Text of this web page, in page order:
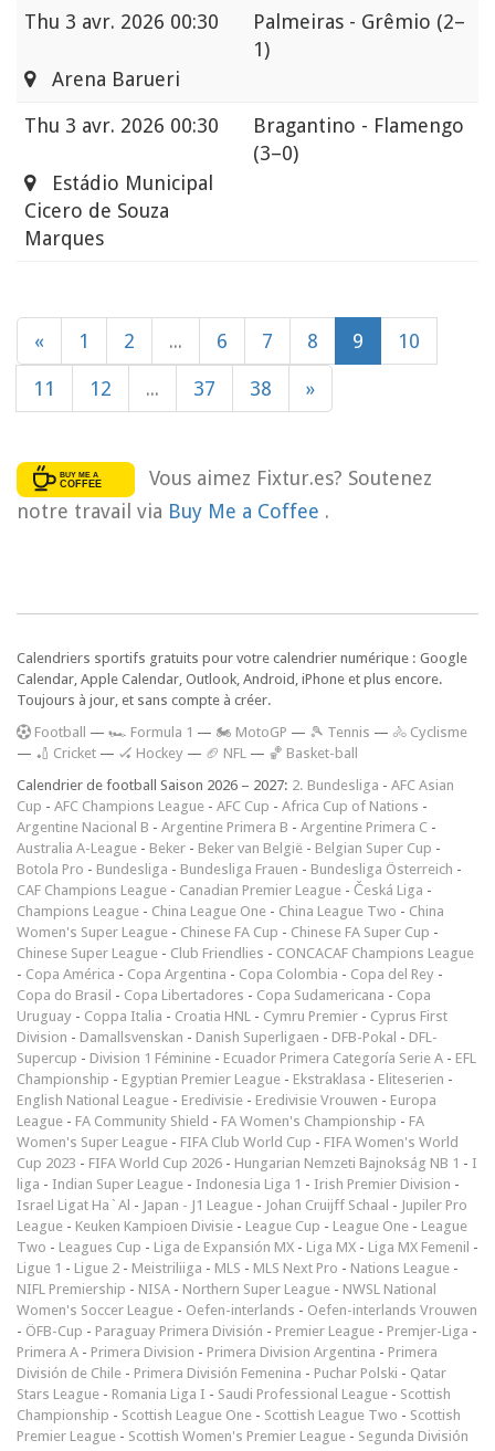
Thu 3 avr. 2026 00:30 Palmeiras - Grêmio (2–
1)
Arena Barueri
Thu 3 avr. 2026 00:30
Bragantino - Flamengo
(3–0)
Estádio Municipal
Cicero de Souza
Marques
« 1 2 ... 6 7 8 9 10
11 12 ... 37 38 »
Vous aimez Fixtur.es? Soutenez
notre travail via Buy Me a Coffee .
Calendriers sportifs gratuits pour votre calendrier numérique : Google
Calendar, Apple Calendar, Outlook, Android, iPhone et plus encore.
Toujours à jour, et sans compte à créer.
Football — 🏎️ Formula 1 — 🏍 MotoGP — 🎾 Tennis — 🚴 Cyclisme
— 🏏 Cricket — 🏑 Hockey — 🏈 NFL — 🏀 Basket-ball
Calendrier de football Saison 2026 – 2027: 2. Bundesliga - AFC Asian
Cup - AFC Champions League - AFC Cup - Africa Cup of Nations -
Argentine Nacional B - Argentine Primera B - Argentine Primera C -
Australia A-League - Beker - Beker van België - Belgian Super Cup -
Botola Pro - Bundesliga - Bundesliga Frauen - Bundesliga Österreich -
CAF Champions League - Canadian Premier League - Česká Liga -
Champions League - China League One - China League Two - China
Women's Super League - Chinese FA Cup - Chinese FA Super Cup -
Chinese Super League - Club Friendlies - CONCACAF Champions League
- Copa América - Copa Argentina - Copa Colombia - Copa del Rey -
Copa do Brasil - Copa Libertadores - Copa Sudamericana - Copa
Uruguay - Coppa Italia - Croatia HNL - Cymru Premier - Cyprus First
Division - Damallsvenskan - Danish Superligaen - DFB-Pokal - DFL-
Supercup - Division 1 Féminine - Ecuador Primera Categoría Serie A - EFL
Championship - Egyptian Premier League - Ekstraklasa - Eliteserien -
English National League - Eredivisie - Eredivisie Vrouwen - Europa
League - FA Community Shield - FA Women's Championship - FA
Women's Super League - FIFA Club World Cup - FIFA Women's World
Cup 2023 - FIFA World Cup 2026 - Hungarian Nemzeti Bajnokság NB 1 - I
liga - Indian Super League - Indonesia Liga 1 - Irish Premier Division -
Israel Ligat Ha`Al - Japan - J1 League - Johan Cruijff Schaal - Jupiler Pro
League - Keuken Kampioen Divisie - League Cup - League One - League
Two - Leagues Cup - Liga de Expansión MX - Liga MX - Liga MX Femenil -
Ligue 1 - Ligue 2 - Meistriliiga - MLS - MLS Next Pro - Nations League -
NIFL Premiership - NISA - Northern Super League - NWSL National
Women's Soccer League - Oefen-interlands - Oefen-interlands Vrouwen
- ÖFB-Cup - Paraguay Primera División - Premier League - Premjer-Liga -
Primera A - Primera Division - Primera Division Argentina - Primera
División de Chile - Primera División Femenina - Puchar Polski - Qatar
Stars League - Romania Liga I - Saudi Professional League - Scottish
Championship - Scottish League One - Scottish League Two - Scottish
Premier League - Scottish Women's Premier League - Segunda División